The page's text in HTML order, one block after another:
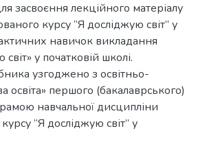
засвоєння лекційного матеріалу
курсу “Я досліджую світ” у
навичок викладання
у початковій школі.
узгоджено з освітньо-
першого (бакалаврського)
навчальної дисципліни
“Я досліджую світ” у